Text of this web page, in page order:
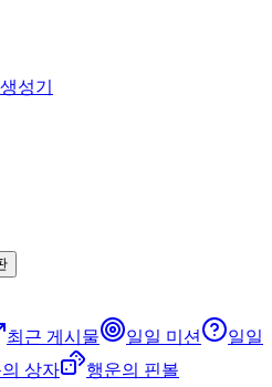
성기
최근 게시물 일일 미션
일일
상자 행운의 핀볼